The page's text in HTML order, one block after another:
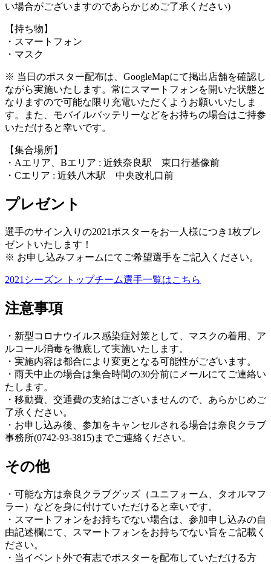
い場合がございますのであらかじめご了承ください)
【持ち物】
・スマートフォン
・マスク
※ 当日のポスター配布は、GoogleMapにて掲出店舗を確認し
ながら実施いたします。常にスマートフォンを開いた状態と
なりますので可能な限り充電いただくようお願いいたしま
す。また、モバイルバッテリーなどをお持ちの場合はご持参
いただけると幸いです。
【集合場所】
・Aエリア、Bエリア : 近鉄奈良駅 東口行基像前
・Cエリア : 近鉄八木駅 中央改札口前
プレゼント
選手のサイン入りの2021ポスターをお一人様につき1枚プレ
ゼントいたします！
※ お申し込みフォームにてご希望選手をご記入ください。
2021シーズン トップチーム選手一覧はこちら
注意事項
・新型コロナウイルス感染症対策として、マスクの着用、ア
ルコール消毒を徹底して実施いたします。
・実施内容は都合により変更となる可能性がございます。
・雨天中止の場合は集合時間の30分前にメールにてご連絡い
たします。
・移動費、交通費の支給はございませんので、あらかじめご
了承ください。
・お申し込み後、参加をキャンセルされる場合は奈良クラブ
事務所(0742-93-3815)までご連絡ください。
その他
・可能な方は奈良クラブグッズ（ユニフォーム、タオルマフ
ラー）などを身に付けていただけると幸いです。
・スマートフォンをお持ちでない場合は、参加申し込みの自
由記述欄にて、スマートフォンをお持ちでない旨をご記載く
ださい。
・当イベント外で有志でポスターを配布していただける方